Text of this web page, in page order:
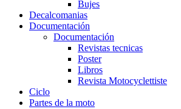
Bujes
Decalcomanias
Documentación
Documentación
Revistas tecnicas
Poster
Libros
Revista Motocyclettiste
Ciclo
Partes de la moto